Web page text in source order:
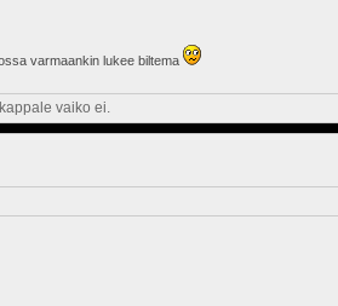
varmaankin lukee biltema
vaiko ei.